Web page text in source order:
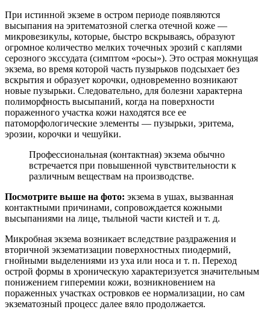
При истинной экземе в остром периоде появляются
высыпания на эритематозной слегка отечной коже —
микровезикулы, которые, быстро вскрываясь, образуют
огромное количество мелких точечных эрозий с каплями
серозного экссудата (симптом «росы»). Это острая мокнущая
экзема, во время которой часть пузырьков подсыхает без
вскрытия и образует корочки, одновременно возникают
новые пузырьки. Следовательно, для болезни характерна
полиморфность высыпаний, когда на поверхности
пораженного участка кожи находятся все ее
патоморфологические элементы — пузырьки, эритема,
эрозии, корочки и чешуйки.
Профессиональная (контактная) экзема обычно
встречается при повышенной чувствительности к
различным веществам на производстве.
Посмотрите выше на фото: экзема в ушах, вызванная
контактными причинами, сопровождается кожными
высыпаниями на лице, тыльной части кистей и т. д.
Микробная экзема возникает вследствие раздражения и
вторичной экзематизации поверхностных пиодермий,
гнойными выделениями из уха или носа и т. п. Переход
острой формы в хроническую характеризуется значительным
понижением гиперемии кожи, возникновением на
пораженных участках островков ее нормализации, но сам
экзематозный процесс далее вяло продолжается.